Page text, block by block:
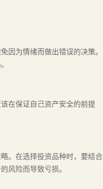
因为情绪而做出错误的决策。
在保证自己资产安全的前提
。在选择投资品种时，要结合
风险而导致亏损。